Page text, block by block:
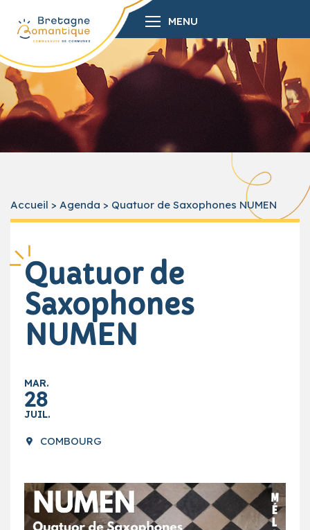
MENU
Accueil > Agenda > Quatuor de Saxophones NUMEN
Quatuor de
Saxophones
NUMEN
MAR.
28
JUIL.
COMBOURG